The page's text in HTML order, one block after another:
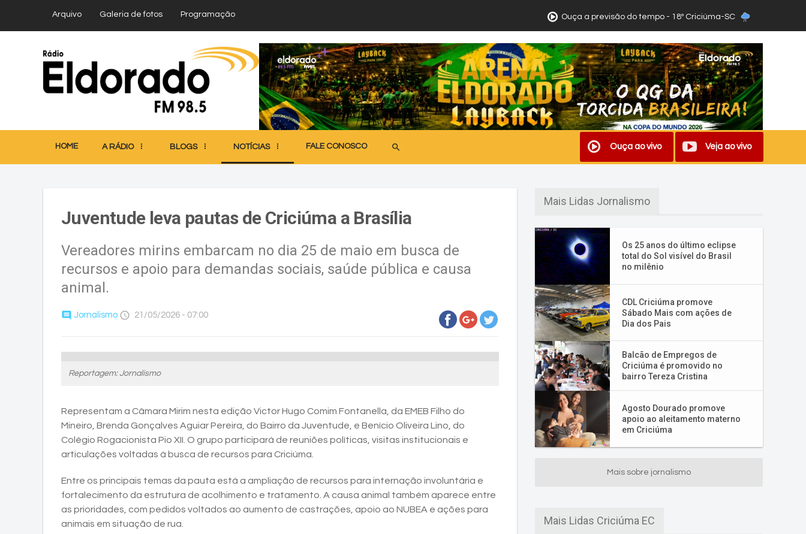
Arquivo Galeria de fotos Programação Ouça a previsão do tempo - 18º Criciúma-SC
HOME A RÁDIO BLOGS NOTÍCIAS FALE CONOSCO search Ouça ao vivo Veja ao vivo
Juventude leva pautas de Criciúma a Brasília
Vereadores mirins embarcam no dia 25 de maio em busca de
recursos e apoio para demandas sociais, saúde pública e causa
animal.
comment Jornalismo access_time 21/05/2026 - 07:00
Reportagem: Jornalismo
Representam a Câmara Mirim nesta edição Victor Hugo Comim Fontanella, da EMEB Filho do
Mineiro, Brenda Gonçalves Aguiar Pereira, do Bairro da Juventude, e Benício Oliveira Lino, do
Colégio Rogacionista Pio XII. O grupo participará de reuniões políticas, visitas institucionais e
articulações voltadas à busca de recursos para Criciúma.
Entre os principais temas da pauta está a ampliação de recursos para internação involuntária e
fortalecimento da estrutura de acolhimento e tratamento. A causa animal também aparece entre
as prioridades, com pedidos voltados ao aumento de castrações, apoio ao NUBEA e ações para
animais em situação de rua.
Mais Lidas Jornalismo
Os 25 anos do último eclipse
total do Sol visível do Brasil
no milênio
CDL Criciúma promove
Sábado Mais com ações de
Dia dos Pais
Balcão de Empregos de
Criciúma é promovido no
bairro Tereza Cristina
Agosto Dourado promove
apoio ao aleitamento materno
em Criciúma
Mais sobre jornalismo
Mais Lidas Criciúma EC